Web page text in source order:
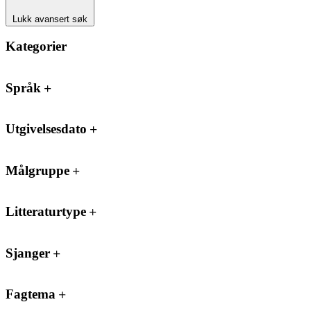
Lukk avansert søk
Kategorier
Språk
Utgivelsesdato
Målgruppe
Litteraturtype
Sjanger
Fagtema